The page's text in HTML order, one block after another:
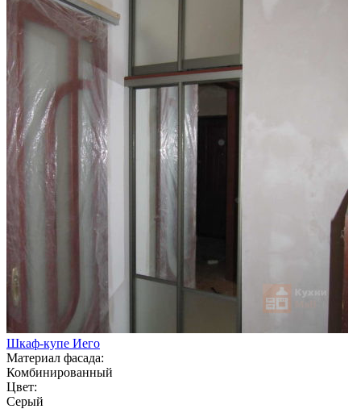
Шкаф-купе Иего
Материал фасада:
Комбинированный
Цвет:
Серый